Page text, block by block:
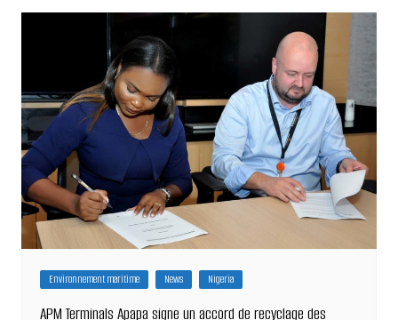
Environnement maritime News Nigeria
APM Terminals Apapa signe un accord de recyclage des